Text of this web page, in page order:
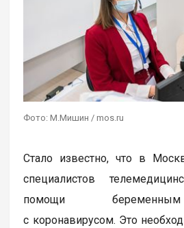
Фото: М.Мишин / mos.ru
Стало известно, что в
специалистов
помощи
с коронавирусом. Это